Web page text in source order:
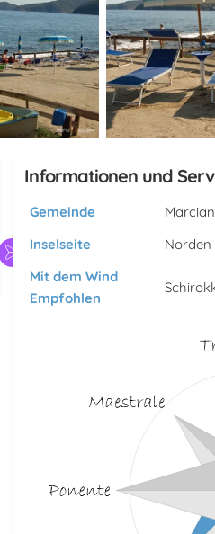
Informationen und
Gemeinde
Inselseite
Norden
Mit dem Wind
Empfohlen